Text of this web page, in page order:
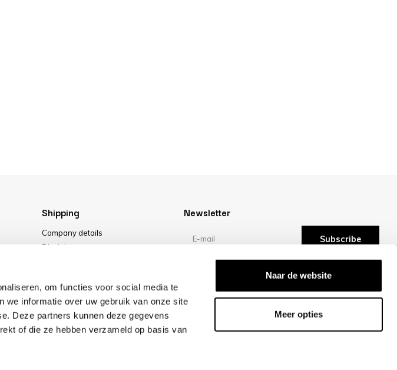
om functies voor social media te
we informatie over uw gebruik van onze site
Deze partners kunnen deze gegevens
of die ze hebben verzameld op basis van
Naar de website
Meer opties
Shipping
Company details
Disclaimer
Cookies
Newsletter
Subscribe
/10 -